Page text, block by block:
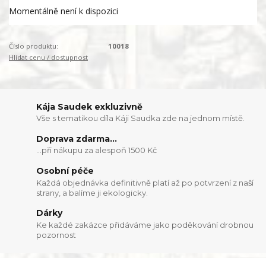
Momentálně není k dispozici
Číslo produktu:
10018
Hlídat cenu / dostupnost
Kája Saudek exkluzivně
Vše s tematikou díla Káji Saudka zde na jednom místě.
Doprava zdarma...
...při nákupu za alespoň 1500 Kč
Osobní péče
Každá objednávka definitivně platí až po potvrzení z naší
strany, a balíme ji ekologicky.
Dárky
Ke každé zakázce přidáváme jako poděkování drobnou
pozornost